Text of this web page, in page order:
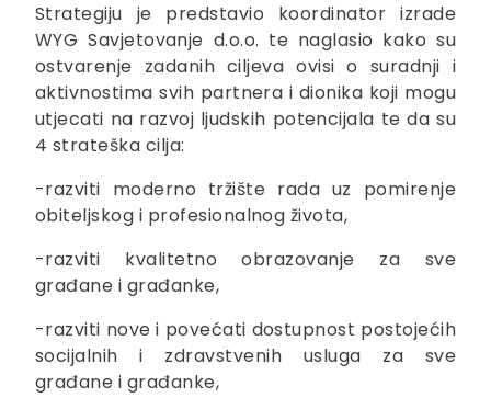
Strategiju je predstavio koordinator izrade
WYG Savjetovanje d.o.o. te naglasio kako su
ostvarenje zadanih ciljeva ovisi o suradnji i
aktivnostima svih partnera i dionika koji mogu
utjecati na razvoj ljudskih potencijala te da su
4 strateška cilja:
-razviti moderno tržište rada uz pomirenje
obiteljskog i profesionalnog života,
-razviti kvalitetno obrazovanje za sve
građane i građanke,
-razviti nove i povećati dostupnost postojećih
socijalnih i zdravstvenih usluga za sve
građane i građanke,